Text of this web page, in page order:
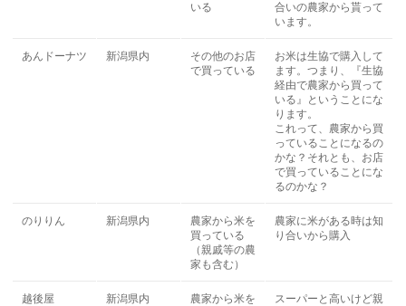
いる
合いの農家から貰って
います。
あんドーナツ 新潟県内
その他のお店
で買っている
お米は生協で購入して
ます。つまり、『生協
経由で農家から買って
いる』ということにな
ります。
これって、農家から買
っていることになるの
かな？それとも、お店
で買っていることにな
るのかな？
のりりん 新潟県内
農家から米を
買っている
（親戚等の農
家も含む）
農家に米がある時は知
り合いから購入
越後屋 新潟県内
農家から米を
スーパーと高いけど親